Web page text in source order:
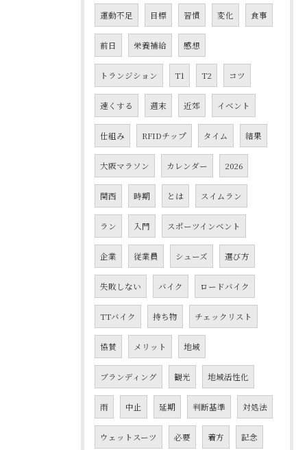
運動不足 目標 習慣 変化 食事
前日 栄養補給 感想
トランジション T1 T2 コツ
速くする 週末 近郊 イベント
仕組み RFIDチップ タイム 結果
大阪マラソン カレンダー 2026
関西 時期 とは スイムラン
ラン 入門 スポーツインベント
企業 従業員 シューズ 選び方
失敗しない バイク ロードバイク
TTバイク 持ち物 チェックリスト
協賛 メリット 地域
ブランディング 観光 地域活性化
雨 中止 延期 判断基準 対処法
ウェットスーツ 必要 着方 記念